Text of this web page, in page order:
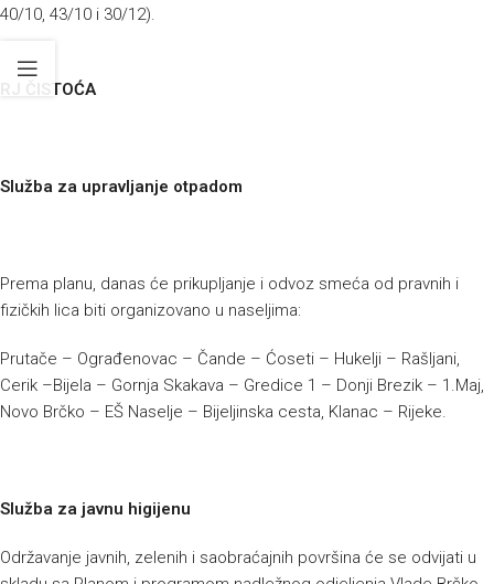
40/10, 43/10 i 30/12).
RJ ČISTOĆA
Služba za upravljanje otpadom
Prema planu, danas će prikupljanje i odvoz smeća od pravnih i
fizičkih lica biti organizovano u naseljima:
Prutače – Ograđenovac – Čande – Ćoseti – Hukelji – Rašljani,
Cerik –Bijela – Gornja Skakava – Gredice 1 – Donji Brezik – 1.Maj,
Novo Brčko – EŠ Naselje – Bijeljinska cesta, Klanac – Rijeke.
Služba za javnu higijenu
Održavanje javnih, zelenih i saobraćajnih površina će se odvijati u